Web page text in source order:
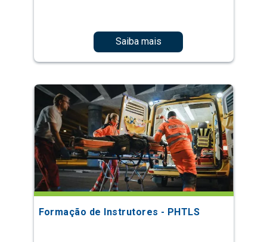
Saiba mais
Formação de Instrutores - PHTLS